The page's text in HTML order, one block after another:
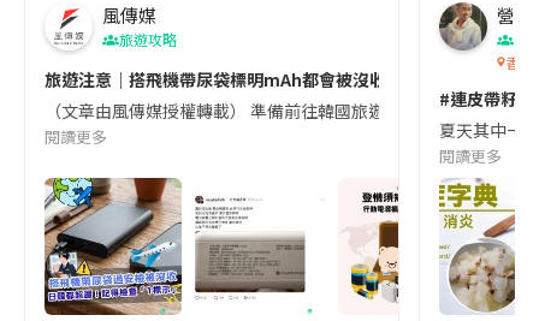
風傳媒
旅遊攻略
旅遊注意｜搭飛機帶尿袋標明mAh都會被沒收😱出發前切記檢查
（文章由風傳媒授權轉載） 準備前往韓國旅遊的民眾，近期要
閱讀更多
營養
香港
#連皮帶籽
夏天其中一
閱讀更多